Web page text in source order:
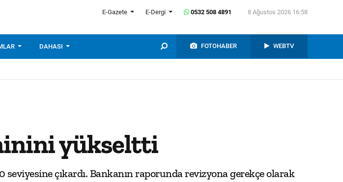
E-Gazete E-Dergi 0532 508 4891 8 Ağustos 2026 16:58
DAHASI FOTOHABER WEBTV
yükseltti
çıkardı. Bankanın raporunda revizyona gerekçe olarak